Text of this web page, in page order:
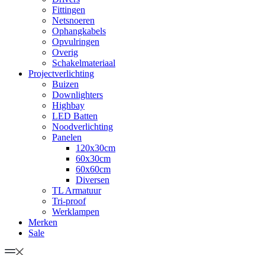
Fittingen
Netsnoeren
Ophangkabels
Opvulringen
Overig
Schakelmateriaal
Projectverlichting
Buizen
Downlighters
Highbay
LED Batten
Noodverlichting
Panelen
120x30cm
60x30cm
60x60cm
Diversen
TL Armatuur
Tri-proof
Werklampen
Merken
Sale